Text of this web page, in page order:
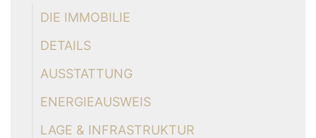
DIE IMMOBILIE
DETAILS
AUSSTATTUNG
ENERGIEAUSWEIS
LAGE & INFRASTRUKTUR